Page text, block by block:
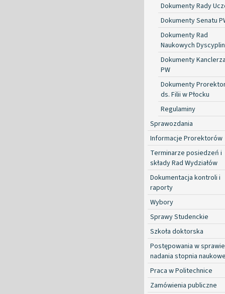
Dokumenty Rady
Dokumenty Senatu
Dokumenty Rad
Naukowych Dyscyplin
Dokumenty Kanclerza
PW
Dokumenty
ds. Filii w Płocku
Regulaminy
Sprawozdania
Informacje Prorektorów
Terminarze posiedzeń i
składy Rad Wydziałów
Dokumentacja kontroli i
raporty
Wybory
Sprawy Studenckie
Szkoła doktorska
Postępowania w sprawie
nadania stopnia
Praca w Politechnice
Zamówienia publiczne